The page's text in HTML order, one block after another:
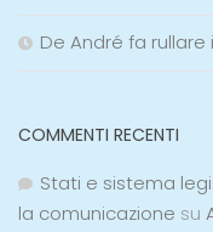
De André fa
COMMENTI RECENTI
Stati e sistema
la comunicazione su